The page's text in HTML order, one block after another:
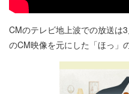
CMのテレビ地上波での放送は
のCM映像を元にした「ほっ」